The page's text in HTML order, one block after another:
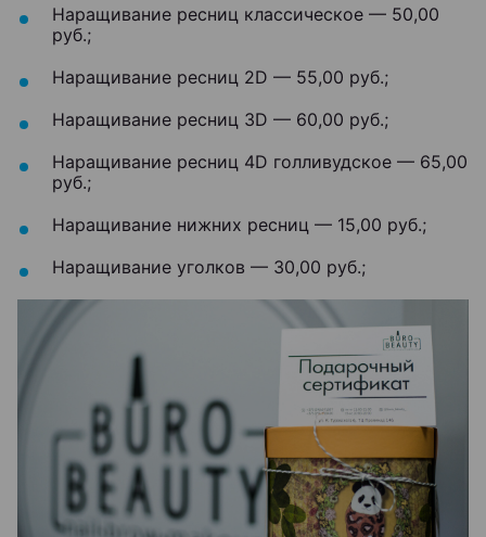
Наращивание ресниц классическое — 50,00
руб.;
Наращивание ресниц 2D — 55,00 руб.;
Наращивание ресниц 3D — 60,00 руб.;
Наращивание ресниц 4D голливудское — 65,00
руб.;
Наращивание нижних ресниц — 15,00 руб.;
Наращивание уголков — 30,00 руб.;